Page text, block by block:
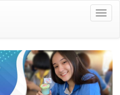
Toggle